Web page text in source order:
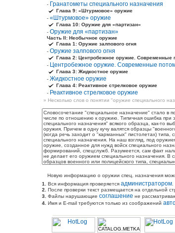
- Гранатометы специального назначения
Глава 9: «Штурмовое» оружие
-«Штурмовое» оружие
Глава 10: Оружие для «партизан»
-Оружие для «партизан»
Часть II: Необычное оружие
Глава 1: Оружие залпового огня
-Оружие залпового огня
Глава 2: Центробежное оружие. Современные
- Центробежное оружие. Современные
Глава 3: Жидкостное оружие
- Жидкостное оружие
Глава 4: Реактивное стрелковое оружие
- Реактивное стрелковое оружие
» Несколько слов о понятии "оружие специального
Новую информацию о оружии спец. назначения
1.Вся информация проверяетсяадминистратором
2.После проверки текст размещается на отдельной
3.Файлы нарушающиесоглашение не
4.Имя и E-mail требуются только из соображений